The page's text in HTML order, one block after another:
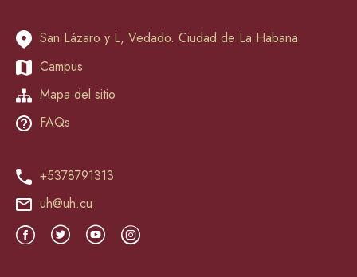
San Lázaro y L, Vedado. Ciudad de La Habana
Campus
Mapa del sitio
FAQs
+5378791313
uh@uh.cu